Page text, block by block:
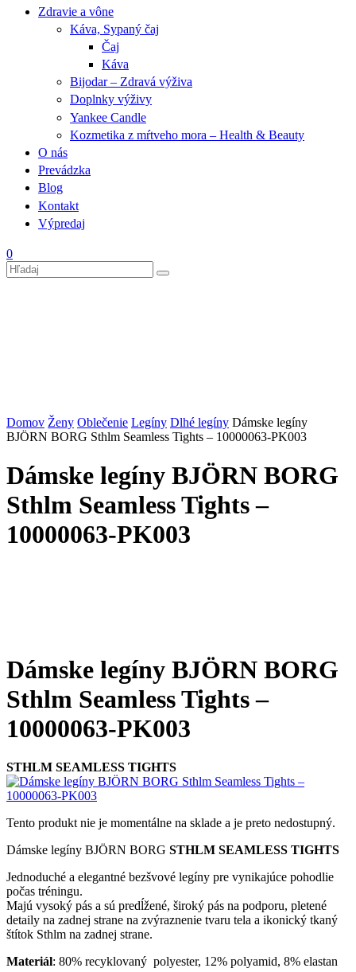
Zdravie a vône
Káva, Sypaný čaj
Čaj
Káva
Bijodar – Zdravá výživa
Doplnky výživy
Yankee Candle
Kozmetika z mŕtveho mora – Health & Beauty
O nás
Prevádzka
Blog
Kontakt
Výpredaj
0
Domov Ženy Oblečenie Legíny Dlhé legíny Dámske legíny
BJÖRN BORG Sthlm Seamless Tights – 10000063-PK003
Dámske legíny BJÖRN BORG
Sthlm Seamless Tights –
10000063-PK003
Dámske legíny BJÖRN BORG
Sthlm Seamless Tights –
10000063-PK003
STHLM SEAMLESS TIGHTS
Tento produkt nie je momentálne na sklade a je preto nedostupný.
Dámske legíny BJÖRN BORG STHLM SEAMLESS TIGHTS
Jednoduché a elegantné bezšvové legíny pre vynikajúce pohodlie
počas tréningu.
Majú vysoký pás a sú predĺžené, široký pás na podporu, pletené
detaily na zadnej strane na zvýraznenie tvaru tela a ikonický tkaný
štítok Sthlm na zadnej strane.
Materiál: 80% recyklovaný polyester, 12% polyamid, 8% elastan